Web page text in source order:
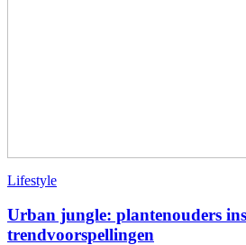
Lifestyle
Urban jungle: plantenouders
trendvoorspellingen